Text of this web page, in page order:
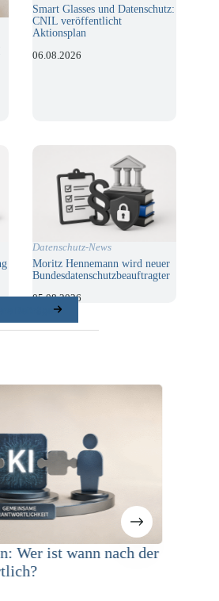
Smart Glasses und Datenschutz:
CNIL veröffentlicht
Aktionsplan
06.08.2026
Datenschutz-News
Moritz Hennemann wird neuer
Bundesdatenschutzbeauftragter
05.08.2026
nach der
KI-Compliance